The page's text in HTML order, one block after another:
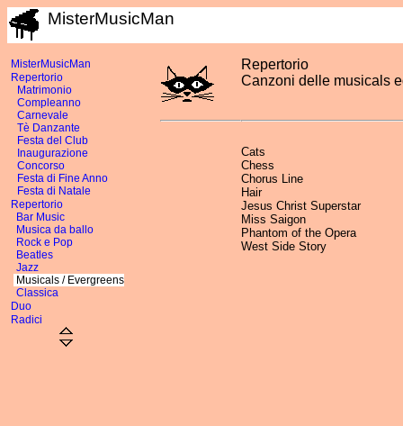
MisterMusicMan
MisterMusicMan
Repertorio
Matrimonio
Compleanno
Carnevale
Tè Danzante
Festa del Club
Inaugurazione
Concorso
Festa di Fine Anno
Festa di Natale
Repertorio
Bar Music
Musica da ballo
Rock e Pop
Beatles
Jazz
Musicals / Evergreens
Classica
Duo
Radici
Repertorio
Canzoni delle musicals
Cats
Chess
Chorus Line
Hair
Jesus Christ Superstar
Miss Saigon
Phantom of the Opera
West Side Story